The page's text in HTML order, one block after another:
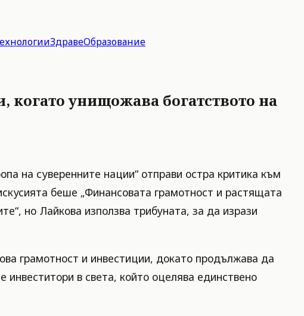
ЗдравеОбразование
когато унищожава богатството на
на суверенните нации“ отправи остра критика към
беше „Финансовата грамотност и растящата
но Лайкова използва трибуната, за да изрази
грамотност и инвестиции, докато продължава да
в света, който оцелява единствено